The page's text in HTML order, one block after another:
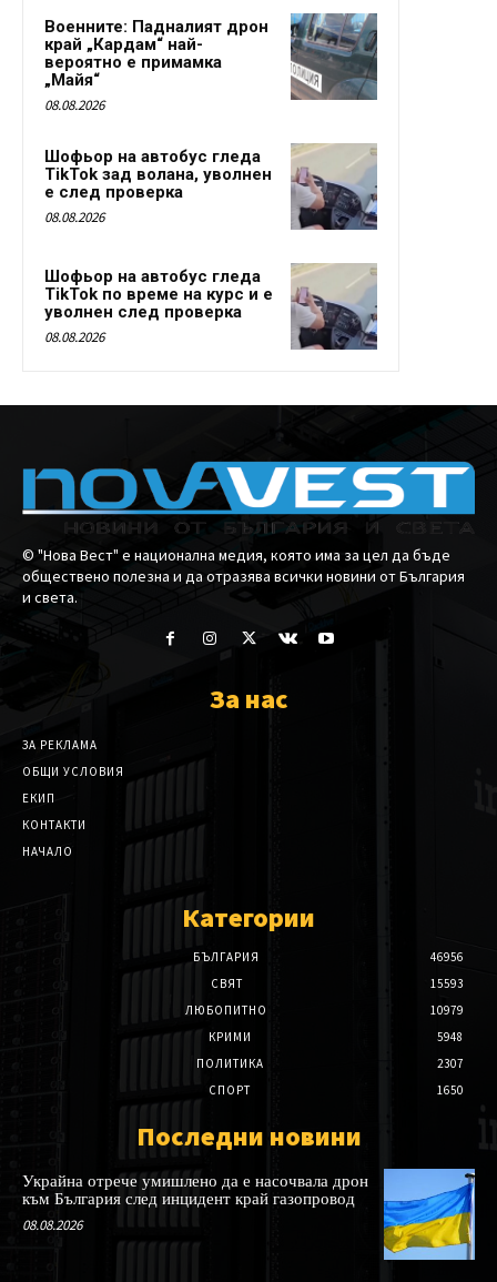
Военните: Падналият дрон
край „Кардам“ най-
вероятно е примамка
„Майя“
08.08.2026
Шофьор на автобус гледа
TikTok зад волана, уволнен
е след проверка
08.08.2026
Шофьор на автобус гледа
TikTok по време на курс и е
уволнен след проверка
08.08.2026
© "Нова Вест" е национална медия, която има за цел да бъде
обществено полезна и да отразява всички новини от България
и света.
За нас
ЗА РЕКЛАМА
ОБЩИ УСЛОВИЯ
ЕКИП
КОНТАКТИ
НАЧАЛО
Категории
БЪЛГАРИЯ
46956
СВЯТ
15593
ЛЮБОПИТНО
10979
КРИМИ
5948
ПОЛИТИКА
2307
СПОРТ
1650
Последни новини
Украйна отрече умишлено да е насочвала дрон
към България след инцидент край газопровод
08.08.2026